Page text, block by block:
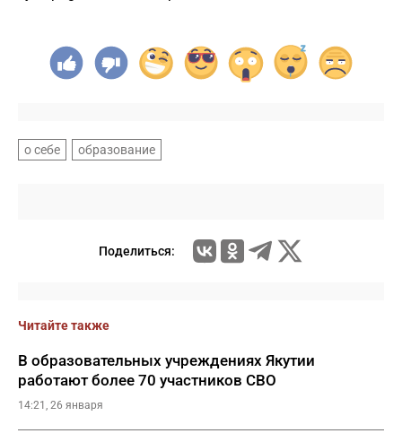
о себе образование
Поделиться:
Читайте также
В образовательных учреждениях Якутии
работают более 70 участников СВО
14:21, 26 января